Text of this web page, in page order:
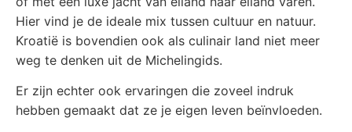
Hier vind je de ideale mix tussen cultuur en natuur.
Kroatië is bovendien ook als culinair land niet meer
weg te denken uit de Michelingids.
Er zijn echter ook ervaringen die zoveel indruk
hebben gemaakt dat ze je eigen leven beïnvloeden.